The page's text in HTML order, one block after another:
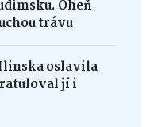
Oheň
trávu
oslavila
jí i